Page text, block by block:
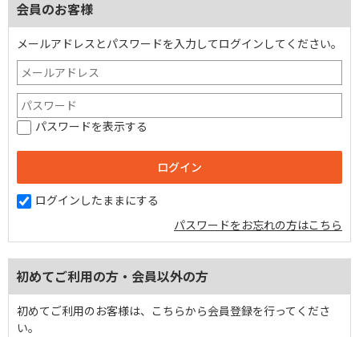
会員のお客様
メールアドレスとパスワードを入力してログインしてください。
パスワードを表示する
ログインしたままにする
パスワードをお忘れの方はこちら
初めてご利用の方・会員以外の方
初めてご利用のお客様は、こちらから会員登録を行ってくださ
い。